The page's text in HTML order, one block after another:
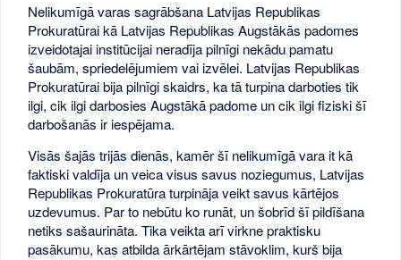
Nelikumīgā varas sagrābšana Latvijas Republikas
Prokuratūrai kā Latvijas Republikas Augstākās padomes
izveidotajai institūcijai neradīja pilnīgi nekādu pamatu
šaubām, spriedelējumiem vai izvēlei. Latvijas Republikas
Prokuratūrai bija pilnīgi skaidrs, ka tā turpina darboties tik
ilgi, cik ilgi darbosies Augstākā padome un cik ilgi fiziski šī
darbošanās ir iespējama.
Visās šajās trijās dienās, kamēr šī nelikumīgā vara it kā
faktiski valdīja un veica visus savus noziegumus, Latvijas
Republikas Prokuratūra turpināja veikt savus kārtējos
uzdevumus. Par to nebūtu ko runāt, un šobrīd šī pildīšana
netiks sašaurināta. Tika veikta arī virkne praktisku
pasākumu, kas atbilda ārkārtējam stāvoklim, kurš bija